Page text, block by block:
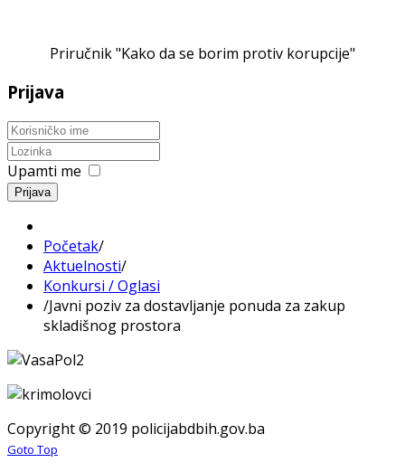
Priručnik "Kako da se borim protiv korupcije"
Prijava
Upamti me
Prijava
Početak/
Aktuelnosti/
Konkursi / Oglasi
/Javni poziv za dostavljanje ponuda za zakup
skladišnog prostora
Copyright © 2019 policijabdbih.gov.ba
Goto Top